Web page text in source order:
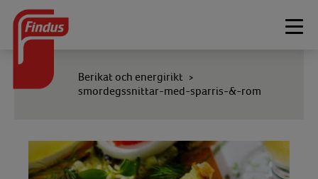
Berikat och energirikt >
smordegssnittar-med-sparris-&-rom